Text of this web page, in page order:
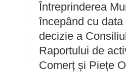
Întreprinderea
începând cu
decizie a
Raportului de
Comerț și Piețe